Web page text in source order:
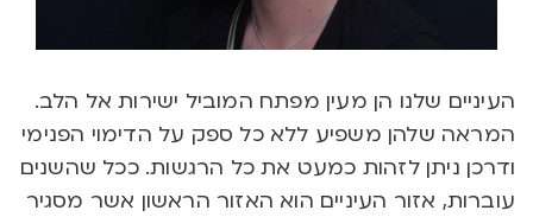
העיניים שלנו הן מעין מפתח המוביל ישירות אל הלב.
המראה שלהן משפיע ללא כל ספק על הדימוי הפנימי
ודרכן ניתן לזהות כמעט את כל הרגשות. ככל שהשנים
עוברות, אזור העיניים הוא האזור הראשון אשר מסגיר